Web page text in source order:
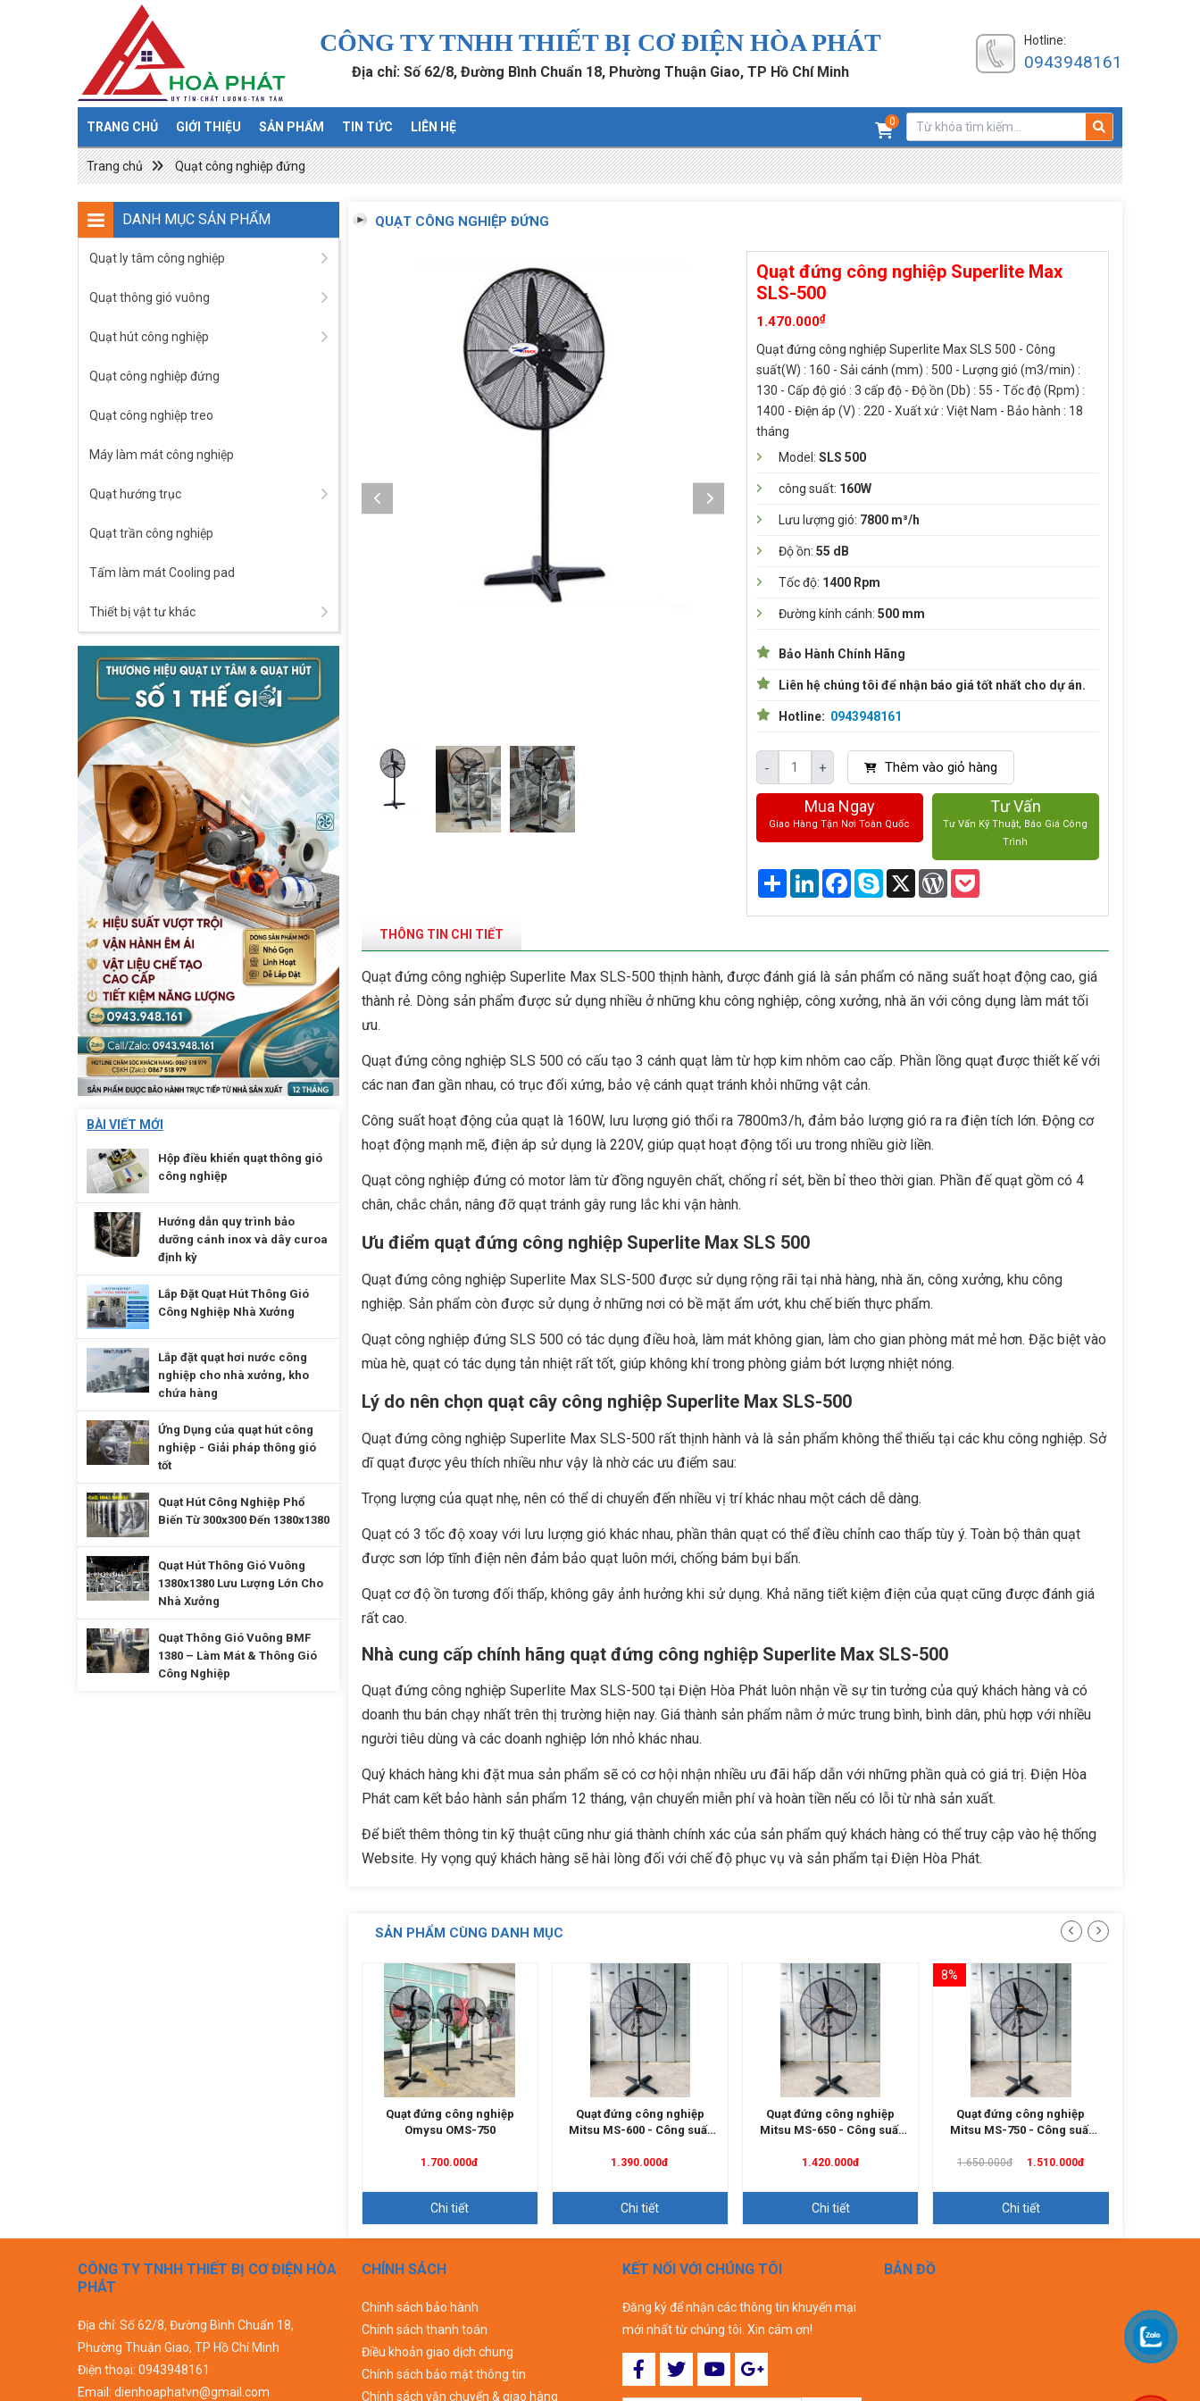
CÔNG TY TNHH THIẾT BỊ CƠ ĐIỆN HÒA PHÁT
Địa chỉ: Số 62/8, Đường Bình Chuẩn 18, Phường Thuận Giao, TP Hồ Chí Minh
Hotline:
0943948161
TRANG CHỦ GIỚI THIỆU SẢN PHẨM TIN TỨC LIÊN HỆ 0
Trang chủ Quạt công nghiệp đứng
DANH MỤC SẢN PHẨM
Quạt ly tâm công nghiệp
Quạt thông gió vuông
Quạt hút công nghiệp
Quạt công nghiệp đứng
Quạt công nghiệp treo
Máy làm mát công nghiệp
Quạt hướng trục
Quạt trần công nghiệp
Tấm làm mát Cooling pad
Thiết bị vật tư khác
BÀI VIẾT MỚI
Hộp điều khiển quạt thông gió
công nghiệp
Hướng dẫn quy trình bảo
dưỡng cánh inox và dây curoa
định kỳ
Lắp Đặt Quạt Hút Thông Gió
Công Nghiệp Nhà Xưởng
Lắp đặt quạt hơi nước công
nghiệp cho nhà xưởng, kho
chứa hàng
Ứng Dụng của quạt hút công
nghiệp - Giải pháp thông gió
tốt
Quạt Hút Công Nghiệp Phổ
Biến Từ 300x300 Đến 1380x1380
Quạt Hút Thông Gió Vuông
1380x1380 Lưu Lượng Lớn Cho
Nhà Xưởng
Quạt Thông Gió Vuông BMF
1380 – Làm Mát & Thông Gió
Công Nghiệp
QUẠT CÔNG NGHIỆP ĐỨNG
Quạt đứng công nghiệp Superlite Max
SLS-500
1.470.000₫
Quạt đứng công nghiệp Superlite Max SLS 500 - Công
suất(W) : 160 - Sải cánh (mm) : 500 - Lượng gió (m3/min) :
130 - Cấp độ gió : 3 cấp độ - Độ ồn (Db) : 55 - Tốc độ (Rpm) :
1400 - Điện áp (V) : 220 - Xuất xứ : Việt Nam - Bảo hành : 18
tháng
Model: SLS 500
công suất: 160W
Lưu lượng gió: 7800 m³/h
Độ ồn: 55 dB
Tốc độ: 1400 Rpm
Đường kính cánh: 500 mm
Bảo Hành Chính Hãng
Liên hệ chúng tôi để nhận báo giá tốt nhất cho dự án.
Hotline: 0943948161
- + Thêm vào giỏ hàng
Mua Ngay
Giao Hàng Tận Nơi Toàn Quốc
Tư Vấn
Tư Vấn Kỹ Thuật, Báo Giá Công
Trình
ShareLinkedInFacebook
SkypeX WordPress
Pocket
THÔNG TIN CHI TIẾT
Quạt đứng công nghiệp Superlite Max SLS-500 thịnh hành, được đánh giá là sản phẩm có năng suất hoạt động cao, giá
thành rẻ. Dòng sản phẩm được sử dụng nhiều ở những khu công nghiệp, công xưởng, nhà ăn với công dụng làm mát tối
ưu.
Quạt đứng công nghiệp SLS 500 có cấu tạo 3 cánh quạt làm từ hợp kim nhôm cao cấp. Phần lồng quạt được thiết kế với
các nan đan gần nhau, có trục đối xứng, bảo vệ cánh quạt tránh khỏi những vật cản.
Công suất hoạt động của quạt là 160W, lưu lượng gió thổi ra 7800m3/h, đảm bảo lượng gió ra ra điện tích lớn. Động cơ
hoạt động mạnh mẽ, điện áp sử dụng là 220V, giúp quạt hoạt động tối ưu trong nhiều giờ liền.
Quạt công nghiệp đứng có motor làm từ đồng nguyên chất, chống rỉ sét, bền bỉ theo thời gian. Phần đế quạt gồm có 4
chân, chắc chắn, nâng đỡ quạt tránh gây rung lắc khi vận hành.
Ưu điểm quạt đứng công nghiệp Superlite Max SLS 500
Quạt đứng công nghiệp Superlite Max SLS-500 được sử dụng rộng rãi tại nhà hàng, nhà ăn, công xưởng, khu công
nghiệp. Sản phẩm còn được sử dụng ở những nơi có bề mặt ẩm ướt, khu chế biến thực phẩm.
Quạt công nghiệp đứng SLS 500 có tác dụng điều hoà, làm mát không gian, làm cho gian phòng mát mẻ hơn. Đặc biệt vào
mùa hè, quạt có tác dụng tản nhiệt rất tốt, giúp không khí trong phòng giảm bớt lượng nhiệt nóng.
Lý do nên chọn quạt cây công nghiệp Superlite Max SLS-500
Quạt đứng công nghiệp Superlite Max SLS-500 rất thịnh hành và là sản phẩm không thể thiếu tại các khu công nghiệp. Sở
dĩ quạt được yêu thích nhiều như vậy là nhờ các ưu điểm sau:
Trọng lượng của quạt nhẹ, nên có thể di chuyển đến nhiều vị trí khác nhau một cách dễ dàng.
Quạt có 3 tốc độ xoay với lưu lượng gió khác nhau, phần thân quạt có thể điều chỉnh cao thấp tùy ý. Toàn bộ thân quạt
được sơn lớp tĩnh điện nên đảm bảo quạt luôn mới, chống bám bụi bẩn.
Quạt cơ độ ồn tương đối thấp, không gây ảnh hưởng khi sử dụng. Khả năng tiết kiệm điện của quạt cũng được đánh giá
rất cao.
Nhà cung cấp chính hãng quạt đứng công nghiệp Superlite Max SLS-500
Quạt đứng công nghiệp Superlite Max SLS-500 tại Điện Hòa Phát luôn nhận về sự tin tưởng của quý khách hàng và có
doanh thu bán chạy nhất trên thị trường hiện nay. Giá thành sản phẩm nằm ở mức trung bình, bình dân, phù hợp với nhiều
người tiêu dùng và các doanh nghiệp lớn nhỏ khác nhau.
Quý khách hàng khi đặt mua sản phẩm sẽ có cơ hội nhận nhiều ưu đãi hấp dẫn với những phần quà có giá trị. Điện Hòa
Phát cam kết bảo hành sản phẩm 12 tháng, vận chuyển miễn phí và hoàn tiền nếu có lỗi từ nhà sản xuất.
Để biết thêm thông tin kỹ thuật cũng như giá thành chính xác của sản phẩm quý khách hàng có thể truy cập vào hệ thống
Website. Hy vọng quý khách hàng sẽ hài lòng đối với chế độ phục vụ và sản phẩm tại Điện Hòa Phát.
SẢN PHẨM CÙNG DANH MỤC
Quạt đứng công nghiệp
Omysu OMS-750
1.700.000đ
Chi tiết
Quạt đứng công nghiệp
Mitsu MS-600 - Công suất
1.390.000đ
Chi tiết
Quạt đứng công nghiệp
Mitsu MS-650 - Công suất
1.420.000đ
Chi tiết
8%
Quạt đứng công nghiệp
Mitsu MS-750 - Công suất
1.650.000đ 1.510.000đ
Chi tiết
CÔNG TY TNHH THIẾT BỊ CƠ ĐIỆN HÒA
PHÁT
Địa chỉ: Số 62/8, Đường Bình Chuẩn 18,
Phường Thuận Giao, TP Hồ Chí Minh
Điện thoại: 0943948161
Email: dienhoaphatvn@gmail.com
CHÍNH SÁCH
Chính sách bảo hành
Chính sách thanh toán
Điều khoản giao dịch chung
Chính sách bảo mật thông tin
Chính sách vận chuyển & giao hàng
KẾT NỐI VỚI CHÚNG TÔI
Đăng ký để nhận các thông tin khuyến mại
mới nhất từ chúng tôi. Xin cám ơn!
BẢN ĐỒ